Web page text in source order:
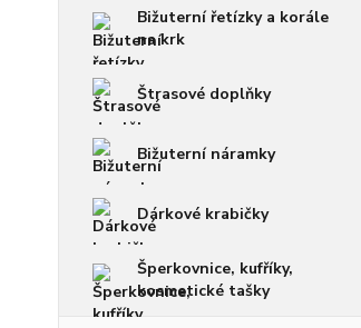
Bižuterní řetízky a korále
na krk
Štrasové doplňky
Bižuterní náramky
Dárkové krabičky
Šperkovnice, kufříky,
kosmetické tašky